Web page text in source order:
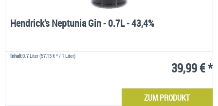
Hendrick's Neptunia Gin - 0.7L - 43,4%
Inhalt0.7 Liter(57,13 € * / 1 Liter)
39,99 € *
ZUM PRODUKT